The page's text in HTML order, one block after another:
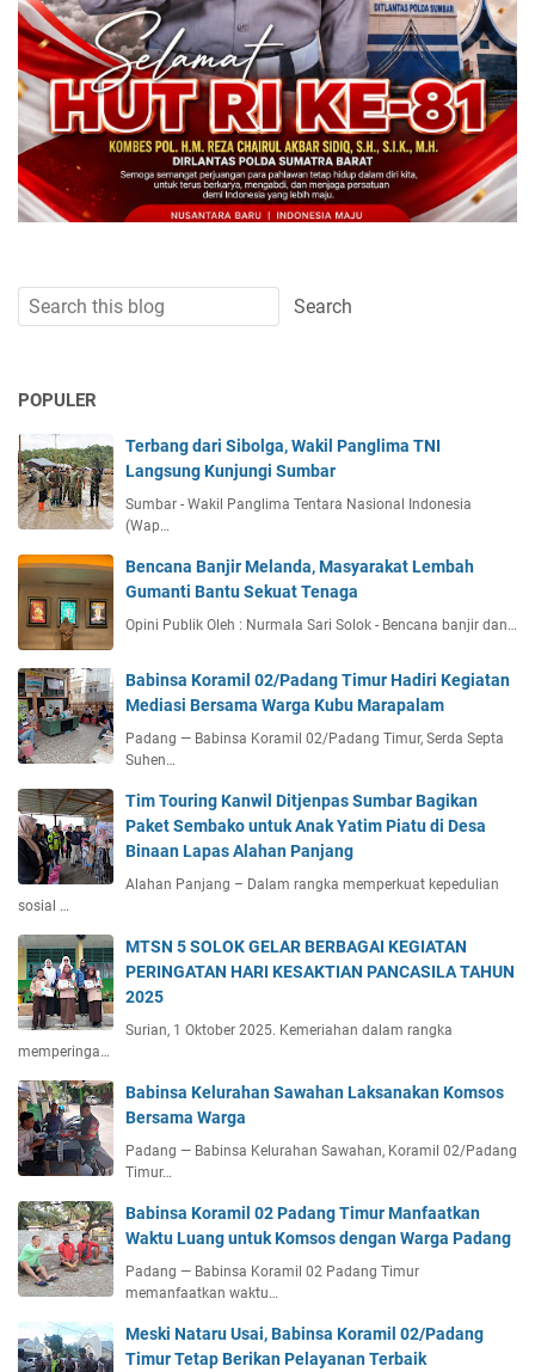
POPULER
Terbang dari Sibolga, Wakil Panglima TNI
Langsung Kunjungi Sumbar
Sumbar - Wakil Panglima Tentara Nasional Indonesia
(Wap…
Bencana Banjir Melanda, Masyarakat Lembah
Gumanti Bantu Sekuat Tenaga
Opini Publik Oleh : Nurmala Sari Solok - Bencana banjir dan…
Babinsa Koramil 02/Padang Timur Hadiri Kegiatan
Mediasi Bersama Warga Kubu Marapalam
Padang — Babinsa Koramil 02/Padang Timur, Serda Septa
Suhen…
Tim Touring Kanwil Ditjenpas Sumbar Bagikan
Paket Sembako untuk Anak Yatim Piatu di Desa
Binaan Lapas Alahan Panjang
Alahan Panjang – Dalam rangka memperkuat kepedulian
sosial …
MTSN 5 SOLOK GELAR BERBAGAI KEGIATAN
PERINGATAN HARI KESAKTIAN PANCASILA TAHUN
2025
Surian, 1 Oktober 2025. Kemeriahan dalam rangka
memperinga…
Babinsa Kelurahan Sawahan Laksanakan Komsos
Bersama Warga
Padang — Babinsa Kelurahan Sawahan, Koramil 02/Padang
Timur…
Babinsa Koramil 02 Padang Timur Manfaatkan
Waktu Luang untuk Komsos dengan Warga Padang
Padang — Babinsa Koramil 02 Padang Timur
memanfaatkan waktu…
Meski Nataru Usai, Babinsa Koramil 02/Padang
Timur Tetap Berikan Pelayanan Terbaik